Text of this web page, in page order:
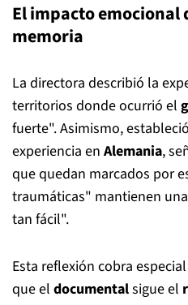
El impacto
memoria
La directora describió la
territorios donde ocurrió el
fuerte". Asimismo,
experiencia en Alemania,
que quedan marcados por
traumáticas" mantienen
tan fácil".
Esta reflexión cobra
que el documentalsigue el